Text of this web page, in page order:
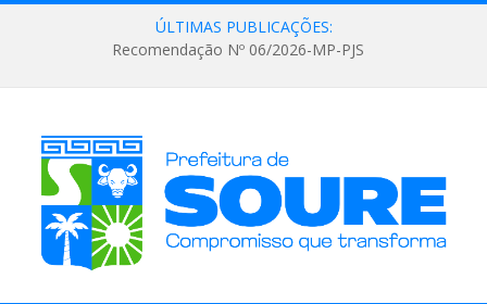
ÚLTIMAS PUBLICAÇÕES:
Recomendação Nº 06/2026-MP-PJS